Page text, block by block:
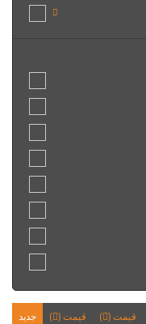
جدید قیمت ( ) قیمت ( )